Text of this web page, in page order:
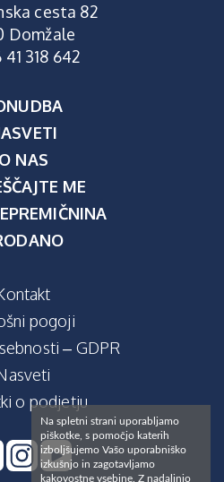
cesta 82
Domžale
41 318 642
O NAS
ME
pogoji
– GDPR
o podjetju
Na spletni strani uporabljamo
piškotke, s pomočjo katerih
izboljšujemo Vašo uporabniško
izkušnjo in zagotavljamo
kakovostne vsebine. Z nadaljnjo